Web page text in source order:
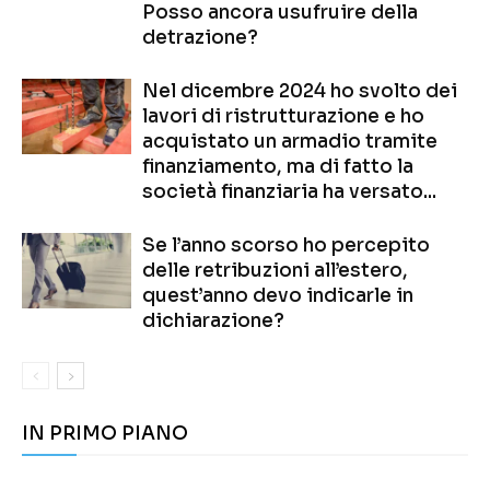
Posso ancora usufruire della
detrazione?
Nel dicembre 2024 ho svolto dei
lavori di ristrutturazione e ho
acquistato un armadio tramite
finanziamento, ma di fatto la
società finanziaria ha versato...
Se l’anno scorso ho percepito
delle retribuzioni all’estero,
quest’anno devo indicarle in
dichiarazione?
IN PRIMO PIANO